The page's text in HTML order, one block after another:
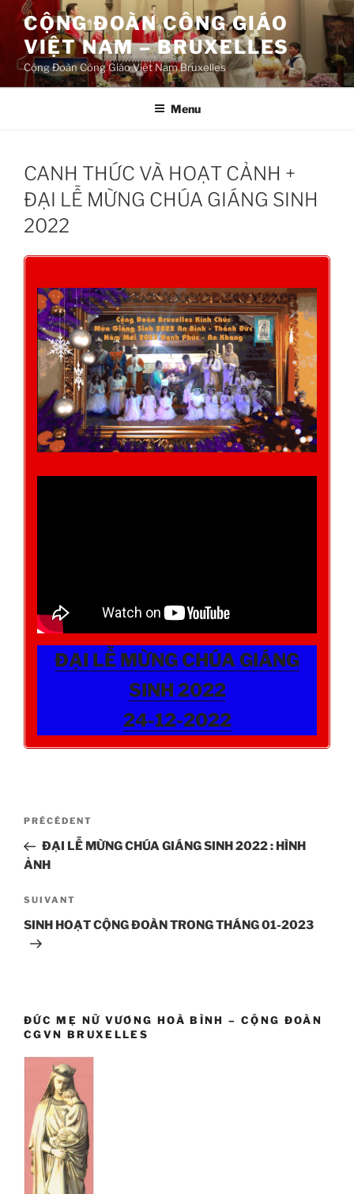
Aller
contenu
principal
CỘNG ĐOÀN CÔNG GIÁO
VIỆT NAM – BRUXELLES
Cộng Đoàn Công Giáo Việt Nam Bruxelles
Menu
CANH THỨC VÀ HOẠT CẢNH +
ĐẠI LỄ MỪNG CHÚA GIÁNG SINH
2022
ĐẠI LỄ MỪNG CHÚA GIÁNG
SINH 2022
24-12-2022
Navigation
l’article
Article
précédent
PRÉCÉDENT
ĐẠI LỄ MỪNG CHÚA GIÁNG SINH 2022 : HÌNH
ẢNH
Article
suivant
SUIVANT
SINH HOẠT CỘNG ĐOÀN TRONG THÁNG 01-2023
ĐỨC MẸ NỮ VƯƠNG HOÀ BÌNH – CỘNG ĐOÀN
CGVN BRUXELLES